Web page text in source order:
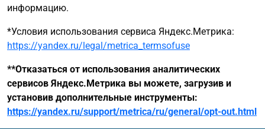
информацию.
*Условия использования сервиса Яндекс.Метрика:
https://yandex.ru/legal/metrica_termsofuse
**Отказаться от использования аналитических
сервисов Яндекс.Метрика вы можете, загрузив и
установив дополнительные инструменты:
https://yandex.ru/support/metrica/ru/general/opt-out.html